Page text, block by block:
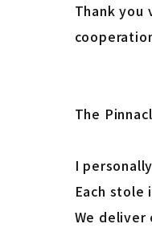
Thank you
The
I
Each stole
We